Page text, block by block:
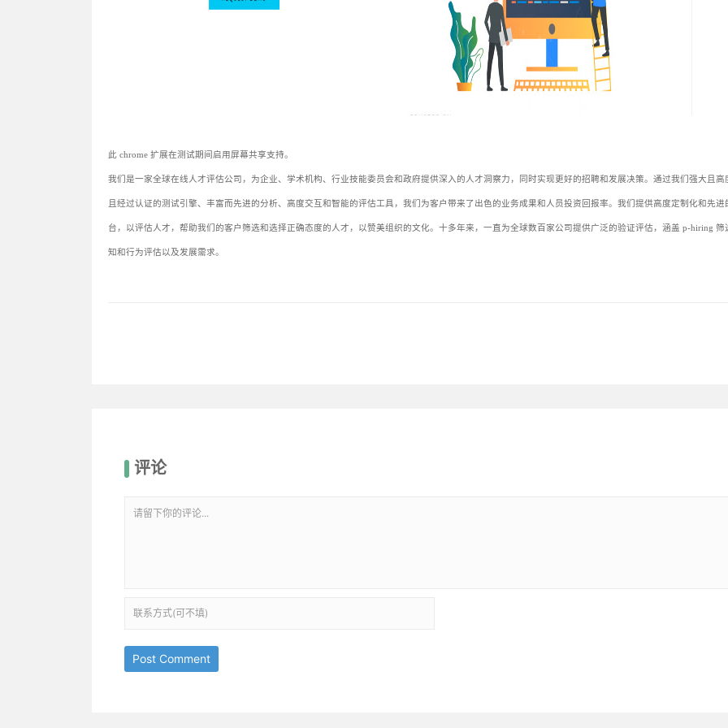
此 chrome 扩展在测试期间启用屏幕共享支持。
我们是一家全球在线人才评估公司，为企业、学术机构、行业技能委员会和政府提供深入的人才洞察力，同时实现更好的招聘和发展决策。通过我们强大且高
且经过认证的测试引擎、丰富而先进的分析、高度交互和智能的评估工具，我们为客户带来了出色的业务成果和人员投资回报率。我们提供高度定制化和先进
台，以评估人才，帮助我们的客户筛选和选择正确态度的人才，以赞美组织的文化。十多年来，一直为全球数百家公司提供广泛的验证评估，涵盖 p-hiring 筛
知和行为评估以及发展需求。
评论
Post Comment